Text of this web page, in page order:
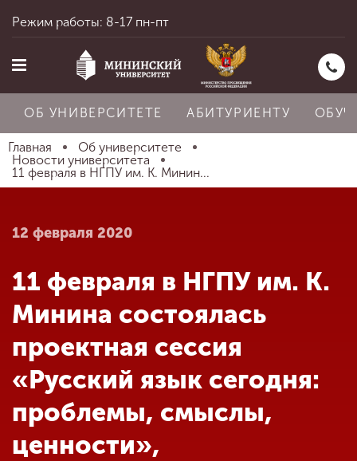
Главная
Абитуриенту
Обучение
Наука
Режим работы: 8-17 пн-пт
ОБ УНИВЕРСИТЕТЕ АБИТУРИЕНТУ
Главная
Об университете
Новости университета
11 февраля в НГПУ им. К. Минин...
12 февраля 2020
11 февраля в НГПУ им. К.
Минина состоялась
проектная сессия
«Русский язык сегодня:
проблемы, смыслы,
ценности»,